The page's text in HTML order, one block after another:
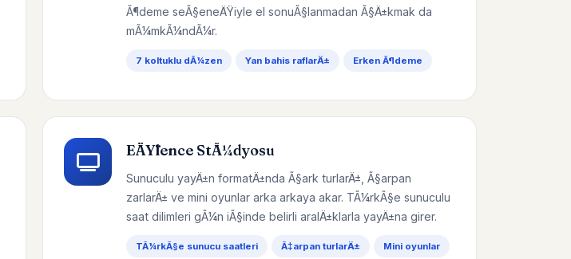
Ã¶deme seÃ§eneÄŸiyle el sonuÃ§lanmadan Ã§Ä±kmak da
mÃ¼mkÃ¼ndÃ¼r.
7 koltuklu dÃ¼zen Yan bahis raflarÄ± Erken Ã¶deme
EÄŸlence StÃ¼dyosu
Sunuculu yayÄ±n formatÄ±nda Ã§ark turlarÄ±, Ã§arpan
zarlarÄ± ve mini oyunlar arka arkaya akar. TÃ¼rkÃ§e sunuculu
saat dilimleri gÃ¼n iÃ§inde belirli aralÄ±klarla yayÄ±na girer.
TÃ¼rkÃ§e sunucu saatleri Ã‡arpan turlarÄ± Mini oyunlar